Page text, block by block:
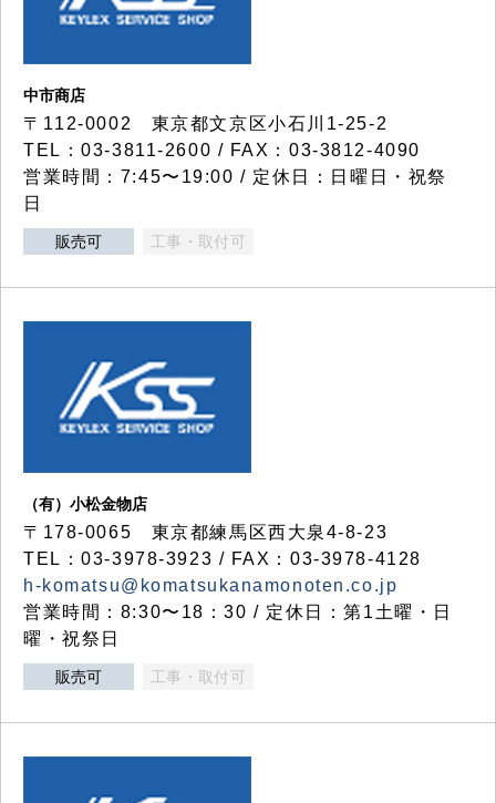
中市商店
〒112-0002 東京都文京区小石川1-25-2
TEL：03-3811-2600 / FAX：03-3812-4090
営業時間：7:45〜19:00 / 定休日：日曜日・祝祭
日
販売可 工事・取付可
（有）小松金物店
〒178-0065 東京都練馬区西大泉4-8-23
TEL：03-3978-3923 / FAX：03-3978-4128
h-komatsu@komatsukanamonoten.co.jp
営業時間：8:30〜18：30 / 定休日：第1土曜・日
曜・祝祭日
販売可 工事・取付可